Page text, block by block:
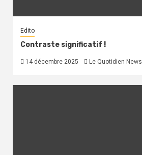
Edito
Contraste significatif !
14 décembre 2025 Le Quotidien News